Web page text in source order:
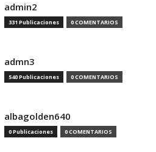
admin2
331 Publicaciones 0 COMENTARIOS
admn3
540 Publicaciones 0 COMENTARIOS
albagolden640
0 Publicaciones 0 COMENTARIOS